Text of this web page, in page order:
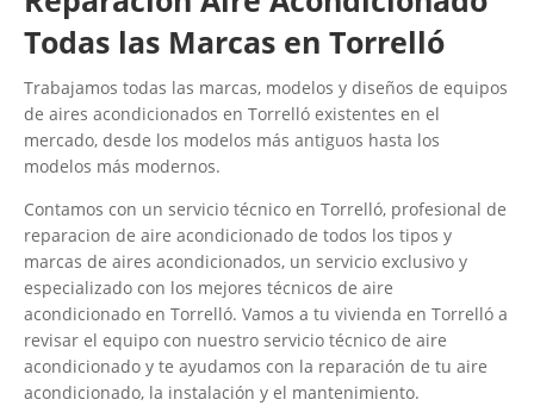
Todas las Marcas en Torrelló
Trabajamos todas las marcas, modelos y diseños de equipos
de aires acondicionados en Torrelló existentes en el
mercado, desde los modelos más antiguos hasta los
modelos más modernos.
Contamos con un servicio técnico en Torrelló, profesional de
reparacion de aire acondicionado de todos los tipos y
marcas de aires acondicionados, un servicio exclusivo y
especializado con los mejores técnicos de aire
acondicionado en Torrelló. Vamos a tu vivienda en Torrelló a
revisar el equipo con nuestro servicio técnico de aire
acondicionado y te ayudamos con la reparación de tu aire
acondicionado, la instalación y el mantenimiento.